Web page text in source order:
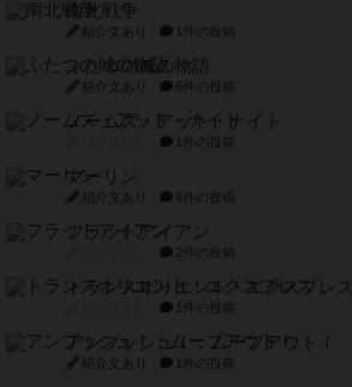
南北戦争
紹介文あり 1件の投稿
ふたつの城の物語
紹介文あり 6件の投稿
ノームズ・アット・ナイト
1件の投稿
マーリン
紹介文あり 6件の投稿
フラットアイアン
2件の投稿
トランスオリエント・エクスプレス
1件の投稿
アンブッシュ！：ムーブアウト！
紹介文あり 1件の投稿